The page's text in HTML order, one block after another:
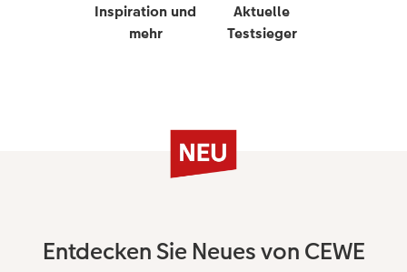
Inspiration und
mehr
Aktuelle
Testsieger
Entdecken Sie Neues von CEWE